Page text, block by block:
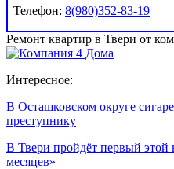
Телефон: 8(980)352-83-19
Ремонт квартир в Твери от
Интересное:
В Осташковском округе
преступнику
В Твери пройдёт первый этой
месяцев»